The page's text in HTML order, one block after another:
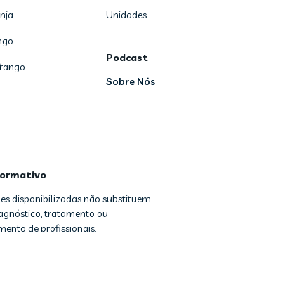
Unidades
Podcast
Sobre Nós
disponibilizadas não substituem
tratamento ou
de profissionais.